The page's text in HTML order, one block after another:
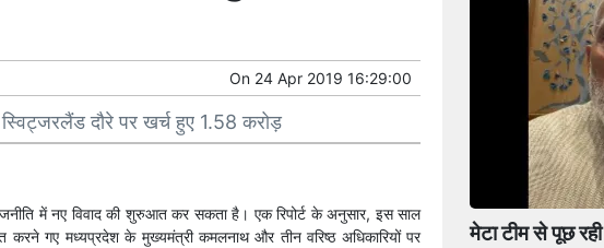
On 24 Apr 2019 16:29:00
दौरे पर खर्च हुए 1.58 करोड़
में नए विवाद की शुरुआत कर सकता है। एक रिपोर्ट के अनुसार, इस साल
गए मध्यप्रदेश के मुख्यमंत्री कमलनाथ और तीन वरिष्ठ अधिकारियों पर
मेटा टीम से पूछ